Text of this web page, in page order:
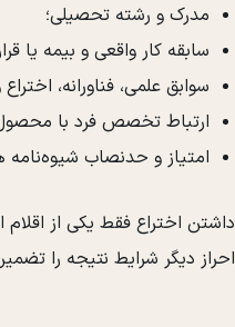
مدرک و رشته تحصیلی؛
سابقه کار واقعی و بیمه یا
سوابق علمی، فناورانه،
ارتباط تخصص فرد با
امتیاز و حدنصاب شیوه‌نامه
داشتن اختراع فقط یکی از
احراز دیگر شرایط نتیجه را